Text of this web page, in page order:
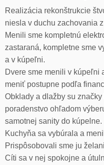
Realizácia rekonštrukcie
niesla v duchu zachovania
Menili sme kompletnú
zastaraná, kompletne sme
a v kúpeľni.
Dvere sme menili v kúpeľni
meniť postupne podľa
Obklady a dlažby su
poradenstvo ohľadom
samotnej sanity do kúpelne.
Kuchyňa sa vybúrala a
Prispôsobovali sme ju
Cíti sa v nej spokojne a